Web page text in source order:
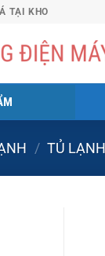
TẠI KHO
/ TỦ